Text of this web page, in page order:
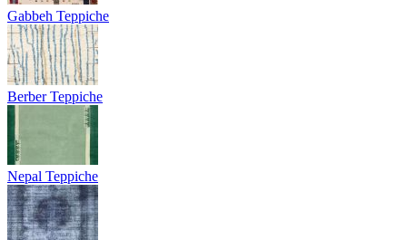
Gabbeh Teppiche
Berber Teppiche
Nepal Teppiche